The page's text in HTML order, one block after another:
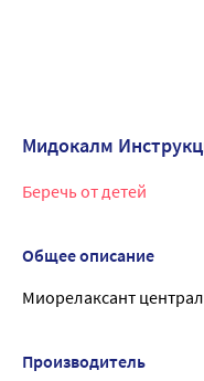
Мидокалм
Беречь от детей
Общее описание
Миорелаксант
Производитель